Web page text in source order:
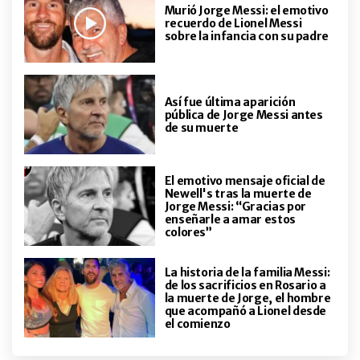
Murió Jorge Messi: el emotivo
recuerdo de Lionel Messi
sobre la infancia con su padre
Así fue última aparición
pública de Jorge Messi antes
de su muerte
El emotivo mensaje oficial de
Newell's tras la muerte de
Jorge Messi: “Gracias por
enseñarle a amar estos
colores”
La historia de la familia Messi:
de los sacrificios en Rosario a
la muerte de Jorge, el hombre
que acompañó a Lionel desde
el comienzo
habla de su historia más íntima:
miedos, amor y liberación total a
los 28 años
De actor de Disney a robarse el
corazón de la Jefa del Trap: quién
es Ignacio Colombara, el nuevo
novio de Cazzu
Desde Estados Unidos, Sofía
"Jujuy" cuenta su historia de vida
y se emociona al confesar cuál es
su deseo más grande: "Siempre
tuve la ilusión"
ENTRETENIMIENTO
21 años después, Colin Farrell
recordó cuando besó a Diego
Maradona y Dalma reaccionó con
un divertido remate
ENTRETENIMIENTO